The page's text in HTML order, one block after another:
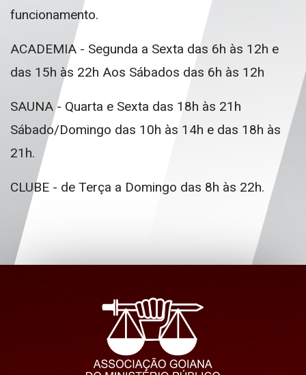
funcionamento.
ACADEMIA - Segunda a Sexta das 6h às 12h e
das 15h às 22h Aos Sábados das 6h às 12h
SAUNA - Quarta e Sexta das 18h às 21h
Sábado/Domingo das 10h às 14h e das 18h às
21h.
CLUBE - de Terça a Domingo das 8h às 22h.